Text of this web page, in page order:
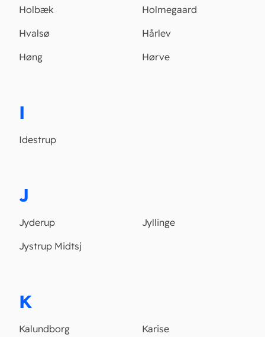
Holbæk
Holmegaard
Hvalsø
Hårlev
Høng
Hørve
I
Idestrup
J
Jyderup
Jyllinge
Jystrup Midtsj
K
Kalundborg
Karise